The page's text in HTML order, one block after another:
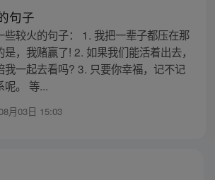
句子
些较火的句子： 1. 我把一辈子都压在那
，我赌赢了! 2. 如果我们能活着出去，
我一起去看吗? 3. 只要你幸福，记不记
呢。 等...
月03日 15:03